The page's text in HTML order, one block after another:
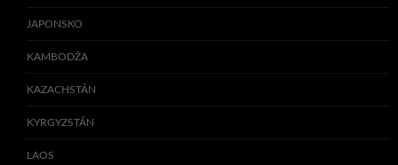
JAPONSKO
KAMBODŽA
KAZACHSTÁN
KYRGYZSTÁN
LAOS